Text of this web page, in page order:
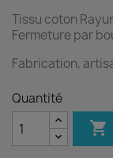
Tissu coton
Fermeture par
Fabrication,
Quantité
